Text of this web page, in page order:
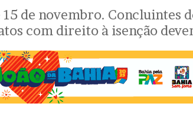
de novembro. Concluintes
com direito à isenção